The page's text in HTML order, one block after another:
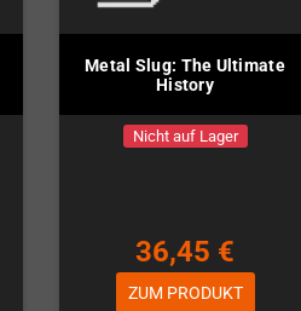
Metal Slug: The Ultimate
History
Nicht auf Lager
36,45 €
ZUM PRODUKT